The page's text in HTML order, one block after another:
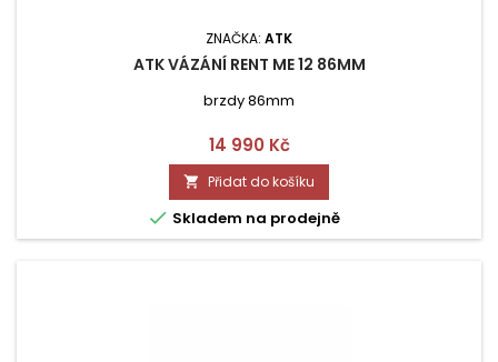
ZNAČKA: ATK
ATK VÁZÁNÍ RENT ME 12 86MM
brzdy 86mm
Cena
14 990 Kč
 Přidat do košíku
 Skladem na prodejně